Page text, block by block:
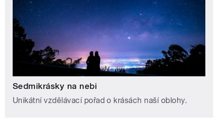
Sedmikrásky na nebi
Unikátní vzdělávací pořad o krásách naší oblohy.